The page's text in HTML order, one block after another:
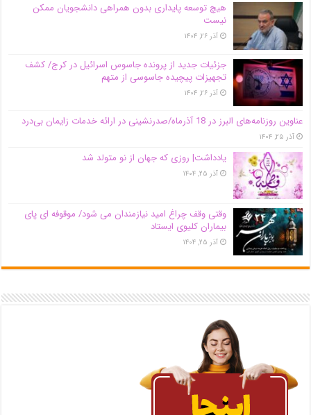
هیچ توسعه پایداری بدون همراهی دانشجویان ممکن
نیست
آذر ۲۶, ۱۴۰۴
جزئیات جدید از پرونده جاسوس اسرائیل در کرج/‌ کشف
تجهیزات پیچیده جاسوسی از متهم
آذر ۲۶, ۱۴۰۴
عناوین روزنامه‌های البرز در ‌18 آذرماه/صدرنشینی در ارائه خدمات زایمان بی‌درد
آذر ۲۵, ۱۴۰۴
یادداشت| روزی که جهان از نو متولد شد
آذر ۲۵, ۱۴۰۴
وقتی وقف چراغ امید نیازمندان می شود/ موقوفه ای پای
بیماران کلیوی ایستاد
آذر ۲۵, ۱۴۰۴